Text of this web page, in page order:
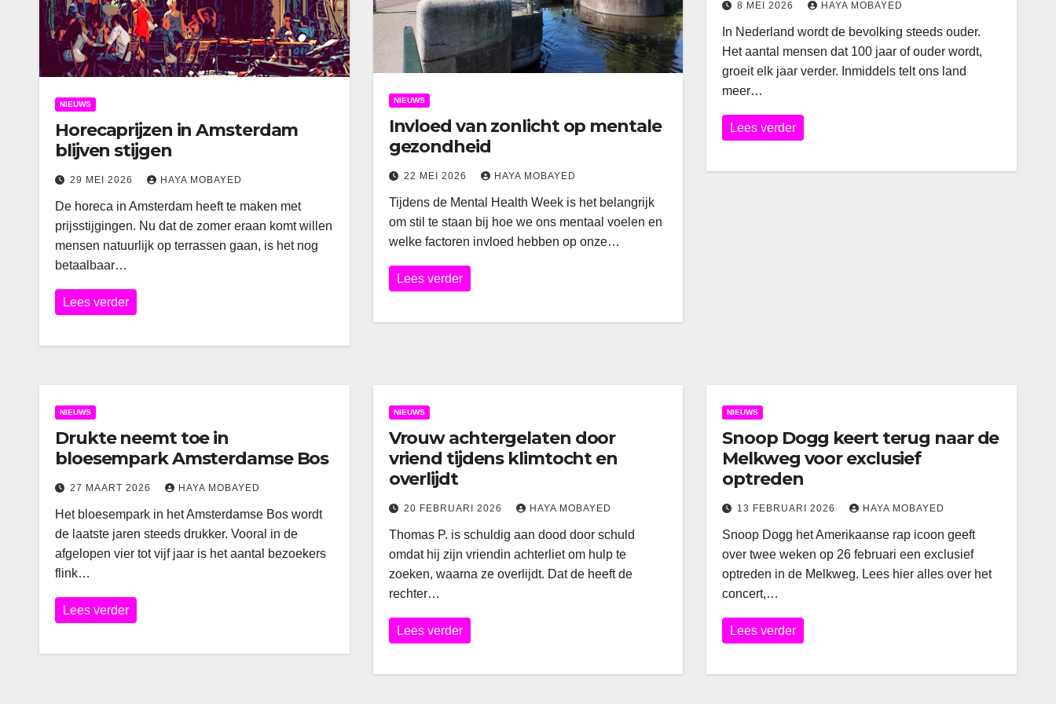
NIEUWS
Horecaprijzen in Amsterdam
blijven stijgen
29 MEI 2026 HAYA MOBAYED
De horeca in Amsterdam heeft te maken met
prijsstijgingen. Nu dat de zomer eraan komt willen
mensen natuurlijk op terrassen gaan, is het nog
betaalbaar…
Lees verder
NIEUWS
Invloed van zonlicht op mentale
gezondheid
22 MEI 2026 HAYA MOBAYED
Tijdens de Mental Health Week is het belangrijk
om stil te staan bij hoe we ons mentaal voelen en
welke factoren invloed hebben op onze…
Lees verder
8 MEI 2026 HAYA MOBAYED
In Nederland wordt de bevolking steeds ouder.
Het aantal mensen dat 100 jaar of ouder wordt,
groeit elk jaar verder. Inmiddels telt ons land
meer…
Lees verder
NIEUWS
Drukte neemt toe in
bloesempark Amsterdamse Bos
27 MAART 2026 HAYA MOBAYED
Het bloesempark in het Amsterdamse Bos wordt
de laatste jaren steeds drukker. Vooral in de
afgelopen vier tot vijf jaar is het aantal bezoekers
flink…
Lees verder
NIEUWS
Vrouw achtergelaten door
vriend tijdens klimtocht en
overlijdt
20 FEBRUARI 2026 HAYA MOBAYED
Thomas P. is schuldig aan dood door schuld
omdat hij zijn vriendin achterliet om hulp te
zoeken, waarna ze overlijdt. Dat de heeft de
rechter…
Lees verder
NIEUWS
Snoop Dogg keert terug naar de
Melkweg voor exclusief
optreden
13 FEBRUARI 2026 HAYA MOBAYED
Snoop Dogg het Amerikaanse rap icoon geeft
over twee weken op 26 februari een exclusief
optreden in de Melkweg. Lees hier alles over het
concert,…
Lees verder